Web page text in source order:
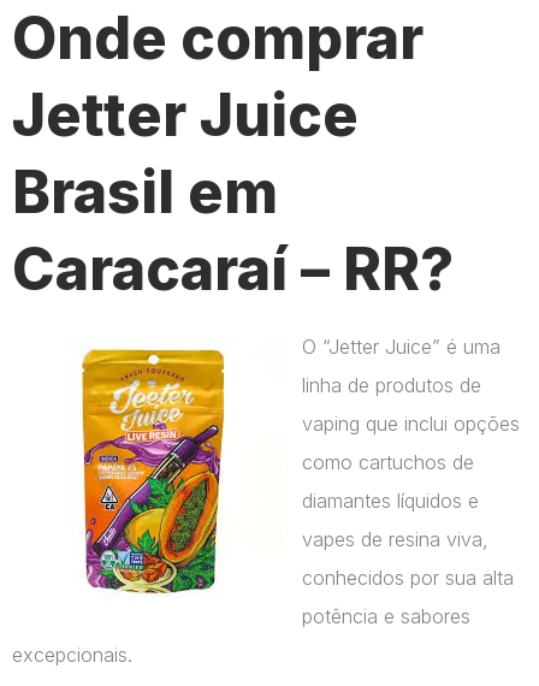
Onde comprar
Jetter Juice
Brasil em
Caracaraí – RR?
O “Jetter Juice” é uma
linha de produtos de
vaping que inclui opções
como cartuchos de
diamantes líquidos e
vapes de resina viva,
conhecidos por sua alta
potência e sabores
excepcionais.